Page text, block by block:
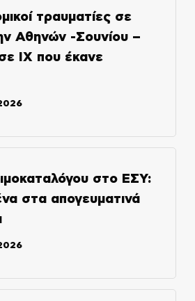
τραυματίες σε
Αθηνών -Σουνίου –
ΙΧ που έκανε
στο ΕΣΥ:
στα απογευματινά